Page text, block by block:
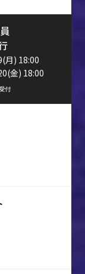
月) 18:00
金) 18:00
付